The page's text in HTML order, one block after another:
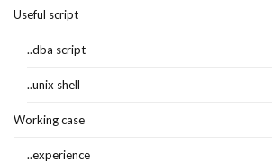
Useful script
..dba script
..unix shell
Working case
..experience